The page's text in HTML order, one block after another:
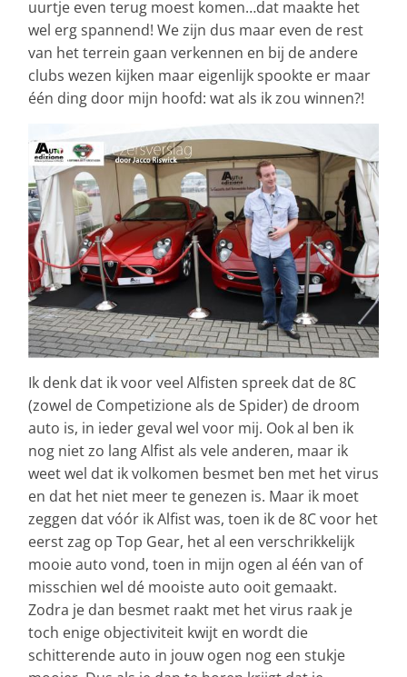
uurtje even terug moest komen…dat maakte het
wel erg spannend! We zijn dus maar even de rest
van het terrein gaan verkennen en bij de andere
clubs wezen kijken maar eigenlijk spookte er maar
één ding door mijn hoofd: wat als ik zou winnen?!
Ik denk dat ik voor veel Alfisten spreek dat de 8C
(zowel de Competizione als de Spider) de droom
auto is, in ieder geval wel voor mij. Ook al ben ik
nog niet zo lang Alfist als vele anderen, maar ik
weet wel dat ik volkomen besmet ben met het virus
en dat het niet meer te genezen is. Maar ik moet
zeggen dat vóór ik Alfist was, toen ik de 8C voor het
eerst zag op Top Gear, het al een verschrikkelijk
mooie auto vond, toen in mijn ogen al één van of
misschien wel dé mooiste auto ooit gemaakt.
Zodra je dan besmet raakt met het virus raak je
toch enige objectiviteit kwijt en wordt die
schitterende auto in jouw ogen nog een stukje